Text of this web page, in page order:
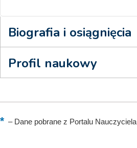
Biografia i osiągnięcia
Profil naukowy
–Dane pobrane z Portalu Nauczyciela